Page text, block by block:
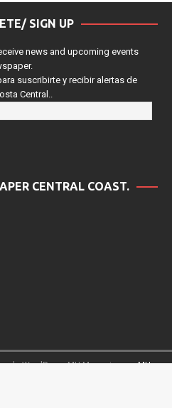
SIGN UP
news and upcoming events
suscribirte y recibir alertas de
Central..